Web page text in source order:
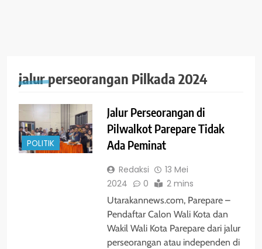
jalur perseorangan Pilkada 2024
POLITIK
Jalur Perseorangan di
Pilwalkot Parepare Tidak
Ada Peminat
Redaksi
13 Mei
2024
0 2 mins
Utarakannews.com, Parepare –
Pendaftar Calon Wali Kota dan
Wakil Wali Kota Parepare dari jalur
perseorangan atau independen di